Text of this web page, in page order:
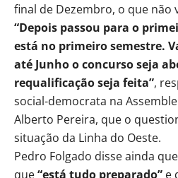
final de Dezembro, o que não
“Depois passou para o
está no primeiro semestre.
até Junho o concurso seja
requalificação seja feita”,
social-democrata na
Alberto Pereira, que o
situação da Linha do Oeste.
Pedro Folgado disse ainda
que“está tudo preparado” e